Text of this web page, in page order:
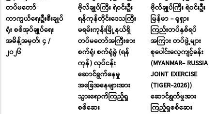
တပ်မတော်
ကာကွယ်ရေးဦးစီးချုပ်
ရုံး စစ်အုပ်ချုပ်ရေး
အမိန့်အမှတ်၊ ၄ /
၂၀၂၆
ဗိုလ်ချုပ်ကြီး ရဲဝင်းဦး
ရန်ကုန်တိုင်းဒေသကြီး
မရမ်းကုန်းမြို့နယ်ရှိ
တပ်မတော်အကြီးစား
စက်ရုံ၊ စက်ရုံခွဲ (ရန်
ကုန်) လုပ်ငန်း
ဆောင်ရွက်နေမှု
အခြေအနေများအား
သွားရောက်ကြည့်ရှု
စစ်ဆေး
ဗိုလ်ချုပ်ကြီး ရဲဝင်းဦး
မြန်မာ - ရုရှား
ကြည်းတပ်နှစ်ရပ်
အကြား တပ်ဖွဲ့များ
စုပေါင်းလေ့ကျင့်ခန်း
(MYANMAR- RUSSIA
JOINT EXERCISE
(TIGER-2026))
ဆောင်ရွက်မှုအား
ကြည့်ရှုစစ်ဆေး